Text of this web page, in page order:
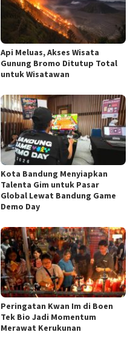
Api Meluas, Akses Wisata
Gunung Bromo Ditutup Total
untuk Wisatawan
Kota Bandung Menyiapkan
Talenta Gim untuk Pasar
Global Lewat Bandung Game
Demo Day
Peringatan Kwan Im di Boen
Tek Bio Jadi Momentum
Merawat Kerukunan